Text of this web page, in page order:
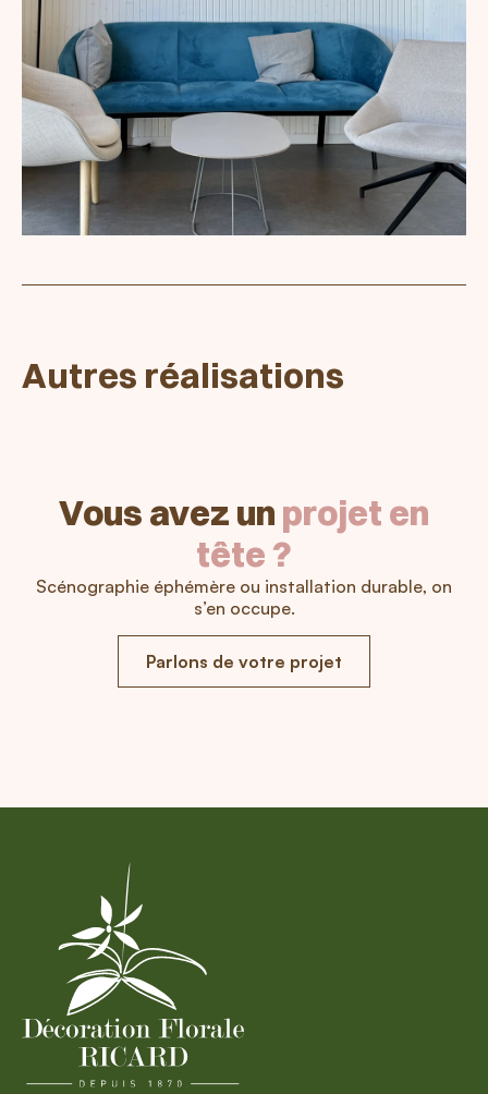
Autres réalisations
Vous avez un projet en
tête ?
Scénographie éphémère ou installation durable, on
s’en occupe.
Parlons de votre projet